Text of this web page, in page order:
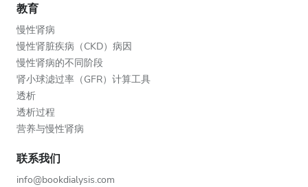
教育
慢性肾病
慢性肾脏疾病（CKD）病因
慢性肾病的不同阶段
肾小球滤过率（GFR）计算工具
透析
透析过程
营养与慢性肾病
联系我们
info@bookdialysis.com